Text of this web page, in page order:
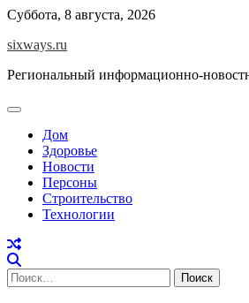
Перейти
содержимому
Суббота, 8 августа, 2026
sixways.ru
Региональный информационно-
Дом
Здоровье
Новости
Персоны
Строительство
Технологии
Найти: